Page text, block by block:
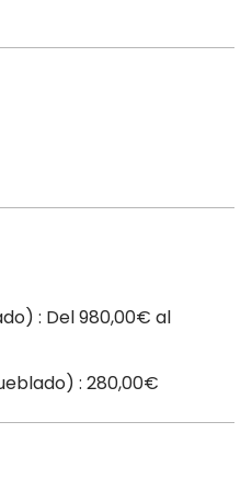
: Del 980,00€ al
: 280,00€